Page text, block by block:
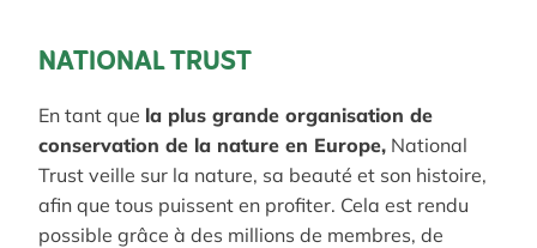
NATIONAL TRUST
En tant que la plus grande organisation de
conservation de la nature en Europe, National
Trust veille sur la nature, sa beauté et son histoire,
afin que tous puissent en profiter. Cela est rendu
possible grâce à des millions de membres, de